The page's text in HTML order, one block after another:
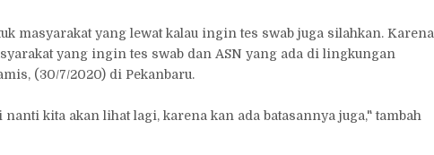
masyarakat yang lewat kalau ingin tes swab juga silahkan. Karena
yang ingin tes swab dan ASN yang ada di lingkungan
(30/7/2020) di Pekanbaru.
nanti kita akan lihat lagi, karena kan ada batasannya juga," tambah